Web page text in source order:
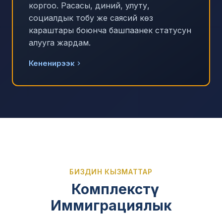
коргоо. Расасы, диний, улуту,
социалдык тобу же саясий көз
караштары боюнча башпаанек статусун
алууга жардам.
Кененирээк
БИЗДИН КЫЗМАТТАР
Комплекстүү
Иммиграциялык